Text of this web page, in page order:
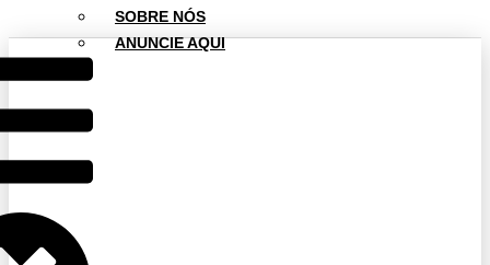
SOBRE NÓS
ANUNCIE AQUI